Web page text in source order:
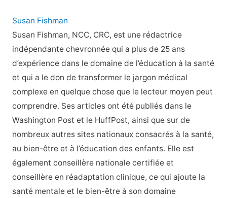
Susan Fishman
Susan Fishman, NCC, CRC, est une rédactrice
indépendante chevronnée qui a plus de 25 ans
d’expérience dans le domaine de l’éducation à la santé
et qui a le don de transformer le jargon médical
complexe en quelque chose que le lecteur moyen peut
comprendre. Ses articles ont été publiés dans le
Washington Post et le HuffPost, ainsi que sur de
nombreux autres sites nationaux consacrés à la santé,
au bien-être et à l’éducation des enfants. Elle est
également conseillère nationale certifiée et
conseillère en réadaptation clinique, ce qui ajoute la
santé mentale et le bien-être à son domaine